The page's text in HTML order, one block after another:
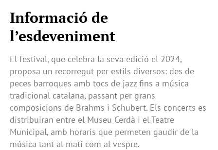
Informació de
l’esdeveniment
El festival, que celebra la seva edició el 2024,
proposa un recorregut per estils diversos: des de
peces barroques amb tocs de jazz fins a música
tradicional catalana, passant per grans
composicions de Brahms i Schubert. Els concerts es
distribuiran entre el Museu Cerdà i el Teatre
Municipal, amb horaris que permeten gaudir de la
música tant al matí com al vespre.